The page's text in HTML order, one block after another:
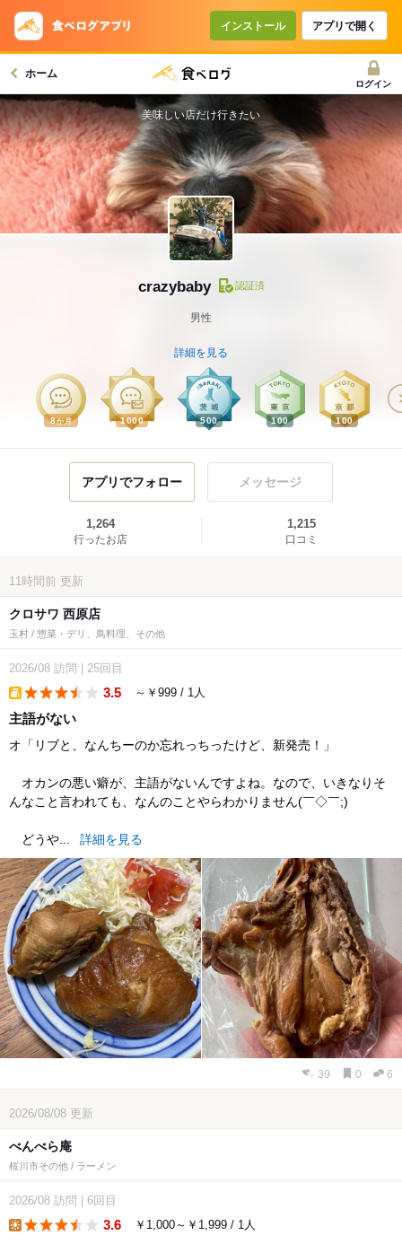
インストール アプリで開く
ホーム
ログイン
crazybaby 認証済
男性
詳細を見る
8か月 1000 500 100 100
美味しい店だけ行きたい
アプリでフォロー メッセージ
1,264
行ったお店
1,215
口コミ
11時間前 更新
クロサワ 西原店
玉村 / 惣菜・デリ、鳥料理、その他
2026/08 訪問 25回目
3.5 ～￥999 / 1人
主語がない
オ「リブと、なんちーのか忘れっちったけど、新発売！」
オカンの悪い癖が、主語がないんですよね。なので、いきなりそ
んなこと言われても、なんのことやらわかりません(￣◇￣;)
どうや... 詳細を見る
39 0 6
2026/08/08 更新
べんべら庵
桜川市その他 / ラーメン
2026/08 訪問 6回目
3.6 ￥1,000～￥1,999 / 1人